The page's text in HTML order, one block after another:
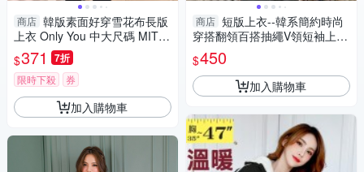
商店 韓版素面好穿雪花布長版
上衣 Only You 中大尺碼 MIT台
灣製 【A3623】
$371 7折
限時下殺 券
加入購物車
商店 短版上衣--韓系簡約時尚
穿搭翻領百搭抽繩V領短袖上衣
(白.黑L-3L)-U719眼圈熊中大尺
碼
$450
加入購物車